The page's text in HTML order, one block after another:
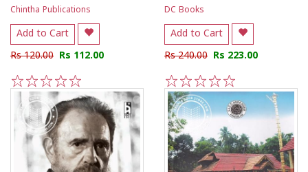
Chintha Publications
Add to Cart
Rs 120.00 Rs 112.00
4
3
2
DC Books
Add to Cart
Rs 240.00 Rs 223.00
5
4
3
2
1